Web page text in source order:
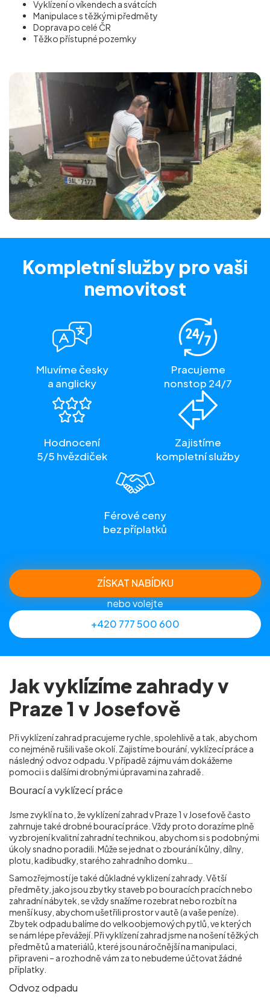
Vyklízení o víkendech a svátcích
Manipulace s těžkými předměty
Doprava po celé ČR
Těžko přístupné pozemky
Kompletní služby pro vaši
nemovitost
Mluvíme česky
a anglicky
Pracujeme
nonstop 24/7
Hodnocení
5/5 hvězdiček
Zajistíme
kompletní služby
Férové ceny
bez příplatků
ZÍSKAT NABÍDKU
nebo volejte
+420 777 500 600
Jak vyklízíme zahrady v
Praze 1 v Josefově
Při vyklízení zahrad pracujeme rychle, spolehlivě a tak, abychom
co nejméně rušili vaše okolí. Zajistíme bourání, vyklízecí práce a
následný odvoz odpadu. V případě zájmu vám dokážeme
pomoci i s dalšími drobnými úpravami na zahradě.
Bourací a vyklízecí práce
Jsme zvyklí na to, že vyklízení zahrad v Praze 1 v Josefověčasto
zahrnuje také drobné bourací práce. Vždy proto dorazíme plně
vyzbrojení kvalitní zahradní technikou, abychom si s podobnými
úkoly snadno poradili. Může se jednat o zbourání kůlny, dílny,
plotu, kadibudky, starého zahradního domku…
Samozřejmostí je také důkladné vyklizení zahrady. Větší
předměty, jako jsou zbytky staveb po bouracích pracích nebo
zahradní nábytek, se vždy snažíme rozebrat nebo rozbít na
menší kusy, abychom ušetřili prostor v autě (a vaše peníze).
Zbytek odpadu balíme do velkoobjemových pytlů, ve kterých
se nám lépe převážejí. Při vyklízení zahrad jsme na nošení těžkých
předmětů a materiálů, které jsou náročnější na manipulaci,
připraveni – a rozhodně vám za to nebudeme účtovat žádné
příplatky.
Odvoz odpadu